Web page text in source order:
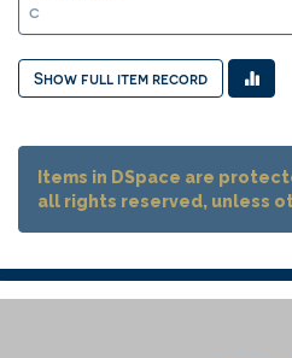
c
Show full item record
Items in DSpace are
all rights reserved, unless